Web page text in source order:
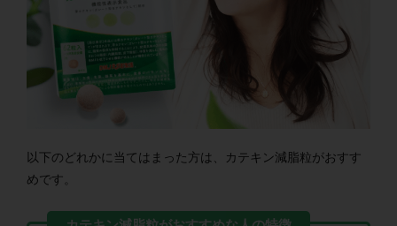
以下のどれかに当てはまった方は、カテキン減脂粒がおすす
めです。